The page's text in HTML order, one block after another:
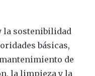
la sostenibilidad
básicas,
de
la limpieza y la